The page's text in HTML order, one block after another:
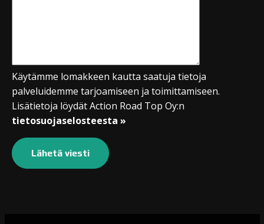
Käytämme lomakkeen kautta saatuja tietoja
palveluidemme tarjoamiseen ja toimittamiseen.
Lisätietoja löydät Action Road Top Oy:n
tietosuojaselosteesta »